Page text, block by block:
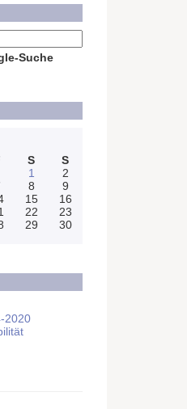
Suche
S
S
1
2
8
9
15
16
22
23
29
30
2020